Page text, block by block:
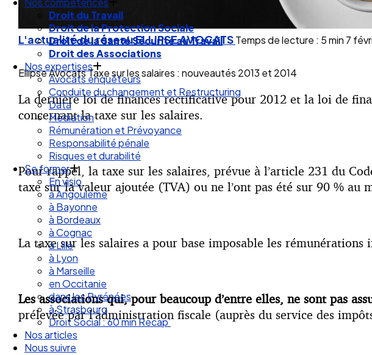
Nos compétences
Droit du Travail
Droit de la Protection Sociale
Droit de la Santé Sécurité au Travail
Droit des Associations
Nos expertises
Avocats enquêteurs
Conduite du changement et Restructuring
Data
Médiation
Rémunération et Prévoyance
Responsabilité pénale
Risques et durabilité
Se former
En visio
à Angouleme
à Bayonne
à Bordeaux
à Cognac
à Lille
à Lyon
à Marseille
en Occitanie
dans les Pyrénées
à Strasbourg
Droit Social : 60 min Recap’
Nos articles
L'actualité du réseau ELLIPSE AVOCATSTemps de lecture : 5 min 7
Ellipse Avocats Taxe sur les salaires : nouveautés 2013 et 2014
La dernière loi de finances rectificative pour 2012 et la loi de
concernant la taxe sur les salaires.
Pour rappel, la taxe sur les salaires, prévue à l’article 231 du
taxe sur la valeur ajoutée (TVA) ou ne l’ont pas été sur 90 % au
La taxe sur les salaires a pour base imposable les rémunérations
Les associations qui, pour beaucoup d’entre elles, ne sont pas
prélevée par l’administration fiscale (auprès du service des